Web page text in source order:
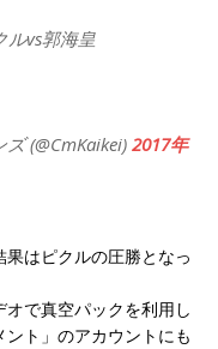
ルvs郭海皇
(@CmKaikei) 2017年
はピクルの圧勝となっ
で真空パックを利用し
ト」のアカウントにも